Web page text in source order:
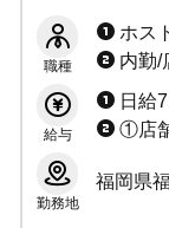
の給与シス
職種
ホス
内勤/
給与
日給7,000円+〜10,000円 +売
①店舗運営スタッフ(急募) 月給30万以上(研修期間27万円
勤務地